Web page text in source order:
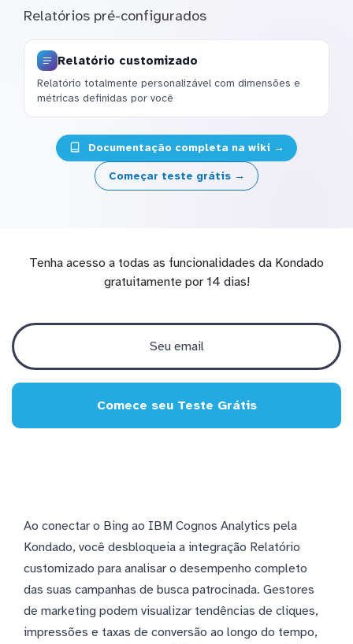
Relatórios pré-configurados
Relatório customizado
Relatório totalmente personalizável com dimensões e
métricas definidas por você
Documentação completa na wiki →
Começar teste grátis →
Tenha acesso a todas as funcionalidades da Kondado
gratuitamente por 14 dias!
Comece seu Teste Grátis
Ao conectar o Bing ao IBM Cognos Analytics pela
Kondado, você desbloqueia a integração Relatório
customizado para analisar o desempenho completo
das suas campanhas de busca patrocinada. Gestores
de marketing podem visualizar tendências de cliques,
impressões e taxas de conversão ao longo do tempo,